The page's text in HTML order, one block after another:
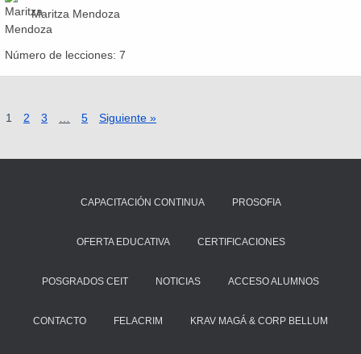
Maritza Mendoza
Número de lecciones: 7
1 2 3 5 Siguiente »
CAPACITACIÓN CONTINUA PROSOFIA
OFERTA EDUCATIVA CERTIFICACIONES
POSGRADOS CEIT NOTICIAS ACCESO ALUMNOS
CONTACTO FELACRIM KRAV MAGÁ & CORP BELLUM